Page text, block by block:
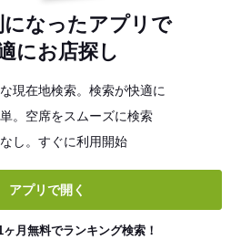
になったアプリで
にお店探し
現在地検索。検索が快適に
。空席をスムーズに検索
し。すぐに利用開始
アプリで開く
月無料でランキング検索！